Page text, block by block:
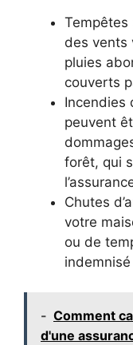
Tempêtes
des vents
pluies
couverts
Incendies
peuvent
forêt, qui
Chutes
votre
ou de
- Comment
d'une